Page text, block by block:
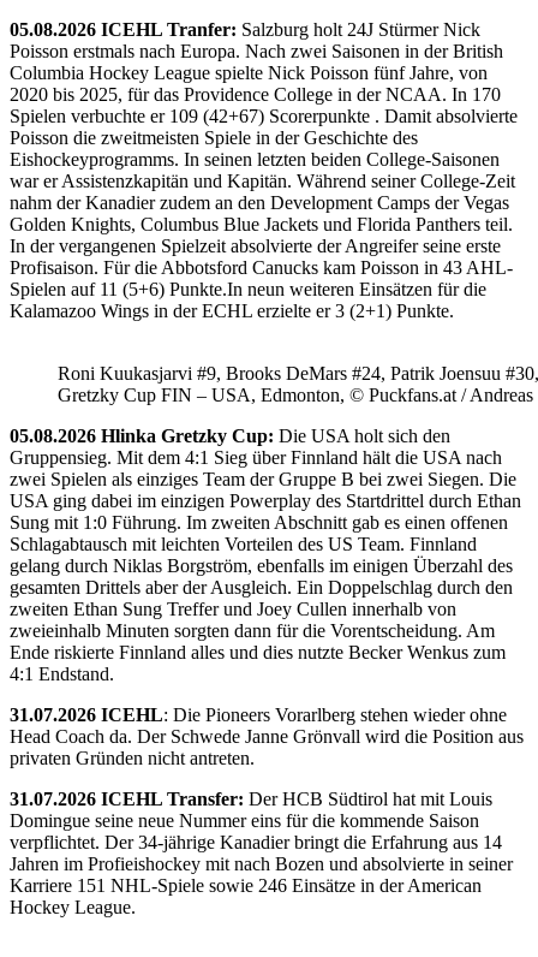
05.08.2026 ICEHL Tranfer: Salzburg holt 24J Stürmer Nick
Poisson erstmals nach Europa. Nach zwei Saisonen in der British
Columbia Hockey League spielte Nick Poisson fünf Jahre, von
2020 bis 2025, für das Providence College in der NCAA. In 170
Spielen verbuchte er 109 (42+67) Scorerpunkte . Damit absolvierte
Poisson die zweitmeisten Spiele in der Geschichte des
Eishockeyprogramms. In seinen letzten beiden College-Saisonen
war er Assistenzkapitän und Kapitän. Während seiner College-Zeit
nahm der Kanadier zudem an den Development Camps der Vegas
Golden Knights, Columbus Blue Jackets und Florida Panthers teil.
In der vergangenen Spielzeit absolvierte der Angreifer seine erste
Profisaison. Für die Abbotsford Canucks kam Poisson in 43 AHL-
Spielen auf 11 (5+6) Punkte.In neun weiteren Einsätzen für die
Kalamazoo Wings in der ECHL erzielte er 3 (2+1) Punkte.
Roni Kuukasjarvi #9, Brooks DeMars #24, Patrik Joensuu
Gretzky Cup FIN – USA, Edmonton, © Puckfans.at / Andreas
05.08.2026 Hlinka Gretzky Cup: Die USA holt sich den
Gruppensieg. Mit dem 4:1 Sieg über Finnland hält die USA nach
zwei Spielen als einziges Team der Gruppe B bei zwei Siegen. Die
USA ging dabei im einzigen Powerplay des Startdrittel durch Ethan
Sung mit 1:0 Führung. Im zweiten Abschnitt gab es einen offenen
Schlagabtausch mit leichten Vorteilen des US Team. Finnland
gelang durch Niklas Borgström, ebenfalls im einigen Überzahl des
gesamten Drittels aber der Ausgleich. Ein Doppelschlag durch den
zweiten Ethan Sung Treffer und Joey Cullen innerhalb von
zweieinhalb Minuten sorgten dann für die Vorentscheidung. Am
Ende riskierte Finnland alles und dies nutzte Becker Wenkus zum
4:1 Endstand.
31.07.2026 ICEHL: Die Pioneers Vorarlberg stehen wieder ohne
Head Coach da. Der Schwede Janne Grönvall wird die Position aus
privaten Gründen nicht antreten.
31.07.2026 ICEHL Transfer: Der HCB Südtirol hat mit Louis
Domingue seine neue Nummer eins für die kommende Saison
verpflichtet. Der 34-jährige Kanadier bringt die Erfahrung aus 14
Jahren im Profieishockey mit nach Bozen und absolvierte in seiner
Karriere 151 NHL-Spiele sowie 246 Einsätze in der American
Hockey League.